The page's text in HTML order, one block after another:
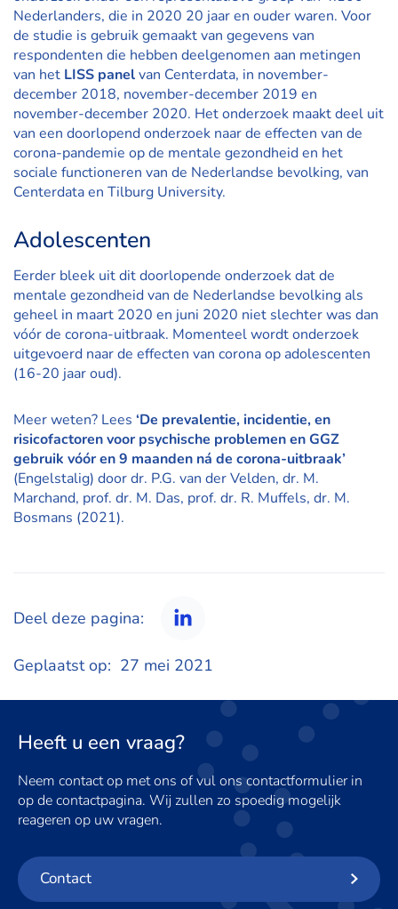
Nederlanders, die in 2020 20 jaar en ouder waren. Voor
de studie is gebruik gemaakt van gegevens van
respondenten die hebben deelgenomen aan metingen
van het LISS panelvan Centerdata, in november-
december 2018, november-december 2019 en
november-december 2020. Het onderzoek maakt deel uit
van een doorlopend onderzoek naar de effecten van de
corona-pandemie op de mentale gezondheid en het
sociale functioneren van de Nederlandse bevolking, van
Centerdata en Tilburg University.
Adolescenten
Eerder bleek uit dit doorlopende onderzoek dat de
mentale gezondheid van de Nederlandse bevolking als
geheel in maart 2020 en juni 2020 niet slechter was dan
vóór de corona-uitbraak. Momenteel wordt onderzoek
uitgevoerd naar de effecten van corona op adolescenten
(16-20 jaar oud).
Meer weten? Lees ‘De prevalentie, incidentie, en
risicofactoren voor psychische problemen en GGZ
gebruik vóór en 9 maanden ná de corona-uitbraak’
(Engelstalig) door dr. P.G. van der Velden, dr. M.
Marchand, prof. dr. M. Das, prof. dr. R. Muffels, dr. M.
Bosmans (2021).
Deel deze pagina:
LinkedIn
Geplaatst op: 27 mei 2021
Heeft u een vraag?
Neem contact op met ons of vul ons contactformulier in
op de contactpagina. Wij zullen zo spoedig mogelijk
reageren op uw vragen.
Contact